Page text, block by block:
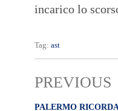
incarico lo
Tag: ast
PREVIOUS
PALERMO